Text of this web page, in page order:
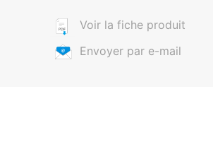
Voir la fiche produit
Envoyer par e-mail